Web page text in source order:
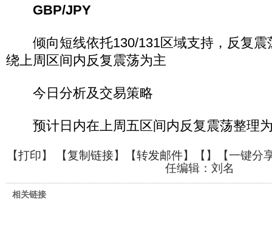
GBP/JPY
倾向短线依托130/131区域支持，反复震
绕上周区间内反复震荡为主
今日分析及交易策略
预计日内在上周五区间内反复震荡整理
【打印】 【复制链接】【转发邮件】【 】
【一键分
任编辑：刘名
相关链接